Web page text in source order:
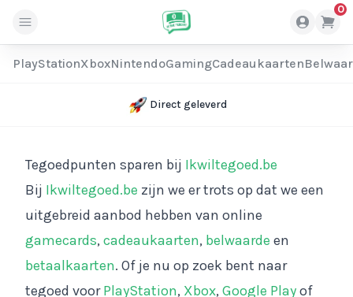
0
PlayStationXboxNintendoGamingCadeaukaarten
Direct geleverd
Tegoedpunten sparen bij Ikwiltegoed.be
Bij Ikwiltegoed.be zijn we er trots op dat we een
uitgebreid aanbod hebben van online
gamecards, cadeaukaarten, belwaarde en
betaalkaarten. Of je nu op zoek bent naar
tegoed voorPlayStation, Xbox, Google Playof